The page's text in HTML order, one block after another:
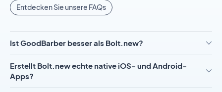
Entdecken Sie unsere FAQs
Ist GoodBarber besser als Bolt.new?
Erstellt Bolt.new echte native iOS- und Android-
Apps?